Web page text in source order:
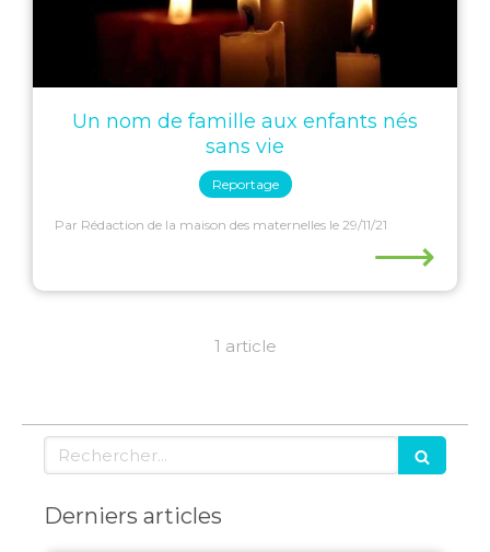
Un nom de famille aux enfants nés
sans vie
Reportage
Par Rédaction de la maison des maternelles le 29/11/21
⟶
1 article
Rechercher
Derniers articles